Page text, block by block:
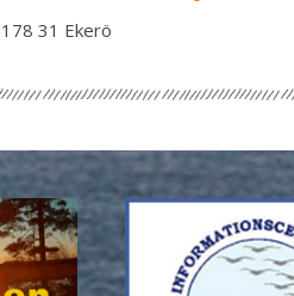
31 Ekerö